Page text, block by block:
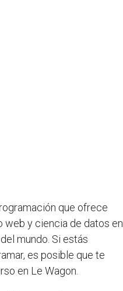
que ofrece
web y ciencia de datos en
mundo. Si estás
es posible que te
en Le Wagon.